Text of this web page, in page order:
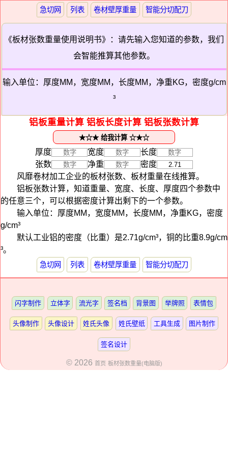
急切网 列表 卷材壁厚重量 智能分切配刀
《板材张数重量使用说明书》：请先输入您知道的参数，我们
会智能推算其他参数。
输入单位：厚度MM，宽度MM，长度MM，净重KG，密度g/cm
³
铝板重量计算 铝板长度计算 铝板张数计算
厚度 宽度
长度
张数
净重
密度
风靡卷材加工企业的板材张数、板材重量在线推算。
铝板张数计算，知道重量、宽度、长度、厚度四个参数中
的任意三个，可以根据密度计算出剩下的一个参数。
输入单位：厚度MM，宽度MM，长度MM，净重KG，密度
g/cm³
默认工业铝的密度（比重）是2.71g/cm³，铜的比重8.9g/cm
³。
急切网 列表 卷材壁厚重量 智能分切配刀
闪字制作 立体字 流光字 签名档 背景图 举牌照 表情包
头像制作 头像设计 姓氏头像 姓氏壁纸 工具生成 图片制作
签名设计
© 2026 首页 板材张数重量(电脑版)